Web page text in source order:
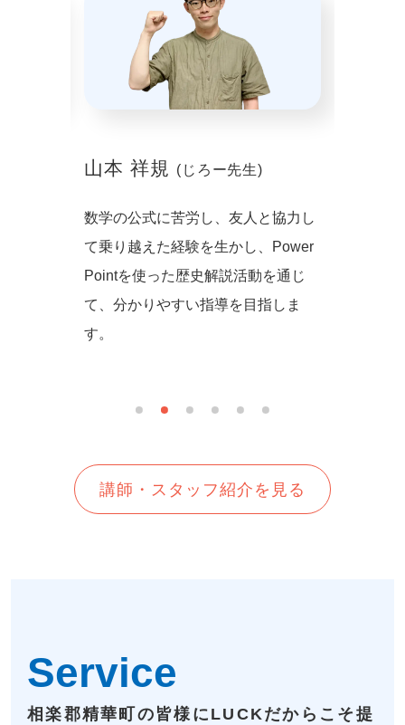
山本 祥規 (じろー先生)
数学の公式に苦労し、友人と協力し
て乗り越えた経験を生かし、Power
Pointを使った歴史解説活動を通じ
て、分かりやすい指導を目指しま
す。
講師・スタッフ紹介を見る
Service
相楽郡精華町の皆様にLUCKだからこそ提